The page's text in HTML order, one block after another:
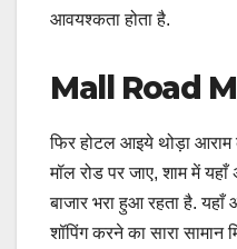
आवयश्कता होता है.
Mall Road
फिर होटल आइये थोड़ा
मॉल रोड पर जाए, शाम में
बाजार भरा हुआ रहता है.
शॉपिंग करने का सारा सामान